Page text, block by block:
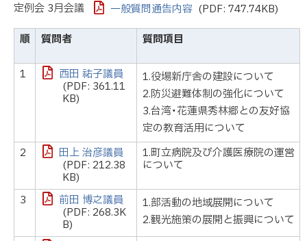
定例会 3月会議 一般質問通告内容 (PDF: 747.74KB)
順
質問者 質問項目
1 西田 祐子議員
(PDF: 361.11
KB)
1.役場新庁舎の建設について
2.防災避難体制の強化について
3.台湾・花蓮県秀林郷との友好協
定の教育活用について
2
田上 治彦議員
(PDF: 212.38
KB)
1.町立病院及び介護医療院の運営
について
3 前田 博之議員
(PDF: 268.3K
B)
1.部活動の地域展開について
2.観光施策の展開と振興について